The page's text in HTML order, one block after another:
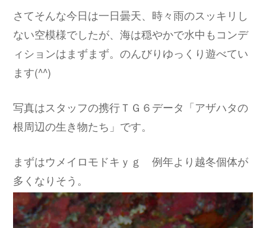
さてそんな今日は一日曇天、時々雨のスッキリし
ない空模様でしたが、海は穏やかで水中もコンデ
ィションはまずまず。のんびりゆっくり遊べてい
ます(^^)
写真はスタッフの携行ＴＧ６データ「アザハタの
根周辺の生き物たち」です。
まずはウメイロモドキｙｇ 例年より越冬個体が
多くなりそう。